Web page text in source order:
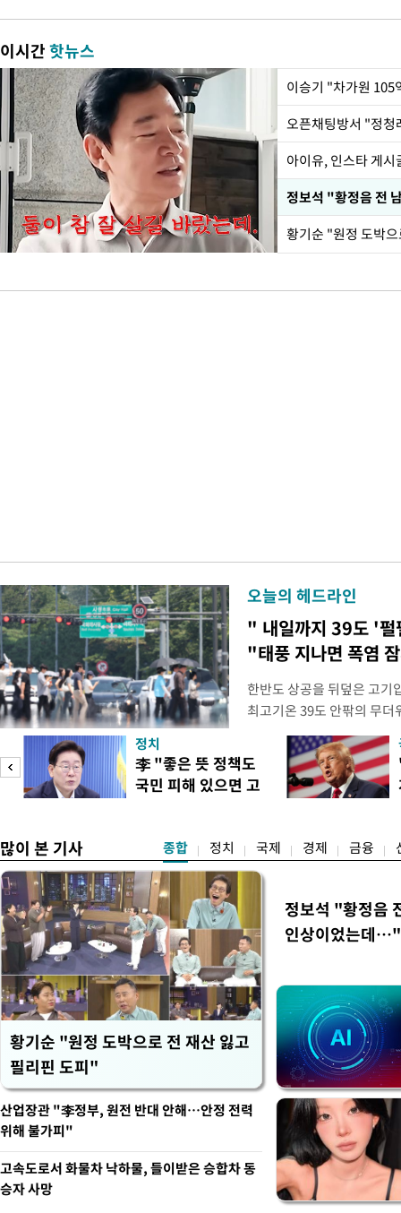
이시간핫뉴스
아이유, 인스타 게
황기순 "원정 도박
오늘의 헤드라인
" 내일까지 39도 '펄
"태풍 지나면 폭염
한반도 상공을 뒤덮은 고기
최고기온 39도 안팎의 무
'돌핀'이 지나며 기압계가
으로 주춤할 것으로 기상청
정례 브리핑을 열고 이같이
관은 "상층까지 잘 연결된
정치
李 "좋은 뜻 정책도
국민 피해 있으면 고
많이 본 기사 종합 정치 국제 경제 금융
황기순 "원정 도박으로 전 재산 잃고
필리핀 도피"
정보석 "황정음
인상이었는데…"
산업장관 "李정부, 원전 반대 안해…안정 전력
위해 불가피"
고속도로서 화물차 낙하물, 들이받은 승합차 동
승자 사망